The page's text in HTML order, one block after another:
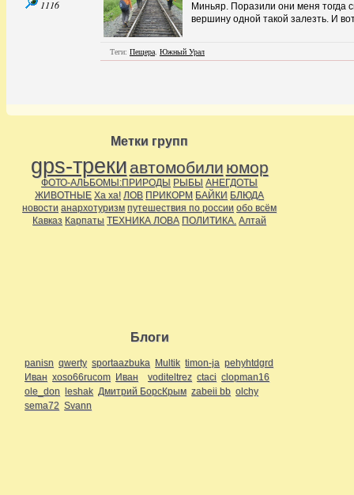
1116
Миньяр. Поразили они меня тогда
вершину одной такой залезть. И
Теги: Пещера, Южный Урал
Метки групп
gps-треки автомобили юмор
ФОТО-АЛЬБОМЫ:ПРИРОДЫ РЫБЫ АНЕГДОТЫ
ЖИВОТНЫЕ Ха ха! ЛОВ ПРИКОРМ БАЙКИ БЛЮДА
новости анархотуризм путешествия по россии обо всём
Кавказ Карпаты ТЕХНИКА ЛОВА ПОЛИТИКА. Алтай
Блоги
panisn qwerty sportaazbuka Multik timon-ja pehyhtdgrd
Иван xoso66rucom Иван voditeltrez ctaci clopman16
ole_don leshak Дмитрий БорсКрым zabeii bb olchy
sema72 Svann